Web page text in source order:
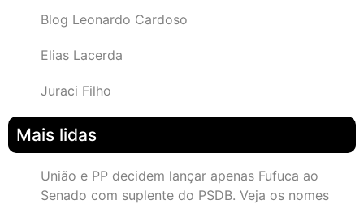
Blog Leonardo Cardoso
Elias Lacerda
Juraci Filho
Mais lidas
União e PP decidem lançar apenas Fufuca ao
Senado com suplente do PSDB. Veja os nomes